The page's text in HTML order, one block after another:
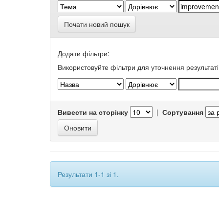
Почати новий пошук
Додати фільтри:
Використовуйте фільтри для уточнення
Вивести на сторінку | Сортування
Результати 1-1 зі 1.